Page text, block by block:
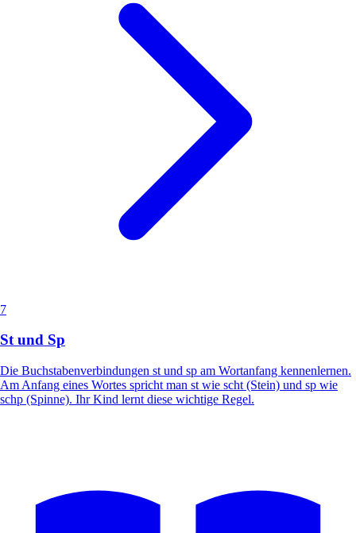
7
St und Sp
Die Buchstabenverbindungen st und sp am Wortanfang kennenlernen.
Am Anfang eines Wortes spricht man st wie scht (Stein) und sp wie
schp (Spinne). Ihr Kind lernt diese wichtige Regel.